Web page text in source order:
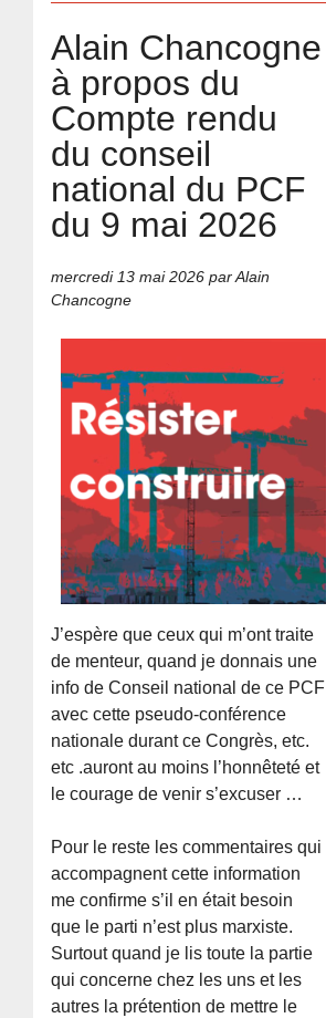
Alain Chancogne
à propos du
Compte rendu
du conseil
national du PCF
du 9 mai 2026
mercredi 13 mai 2026 par Alain
Chancogne
J’espère que ceux qui m’ont traite
de menteur, quand je donnais une
info de Conseil national de ce PCF
avec cette pseudo-conférence
nationale durant ce Congrès, etc.
etc .auront au moins l’honnêteté et
le courage de venir s’excuser …
Pour le reste les commentaires qui
accompagnent cette information
me confirme s’il en était besoin
que le parti n’est plus marxiste.
Surtout quand je lis toute la partie
qui concerne chez les uns et les
autres la prétention de mettre le